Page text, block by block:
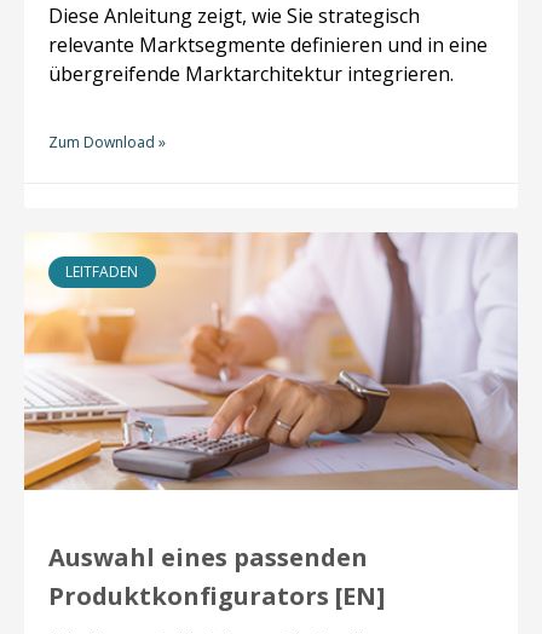
Diese Anleitung zeigt, wie Sie strategisch
relevante Marktsegmente definieren und in eine
übergreifende Marktarchitektur integrieren.
Zum Download »
LEITFADEN
Auswahl eines passenden
Produktkonfigurators [EN]